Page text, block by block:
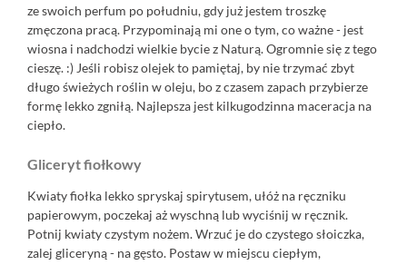
ze swoich perfum po południu, gdy już jestem troszkę
zmęczona pracą. Przypominają mi one o tym, co ważne - jest
wiosna i nadchodzi wielkie bycie z Naturą. Ogromnie się z tego
cieszę. :) Jeśli robisz olejek to pamiętaj, by nie trzymać zbyt
długo świeżych roślin w oleju, bo z czasem zapach przybierze
formę lekko zgniłą. Najlepsza jest kilkugodzinna maceracja na
ciepło.
Gliceryt fiołkowy
Kwiaty fiołka lekko spryskaj spirytusem, ułóż na ręczniku
papierowym, poczekaj aż wyschną lub wyciśnij w ręcznik.
Potnij kwiaty czystym nożem. Wrzuć je do czystego słoiczka,
zalej gliceryną - na gęsto. Postaw w miejscu ciepłym,